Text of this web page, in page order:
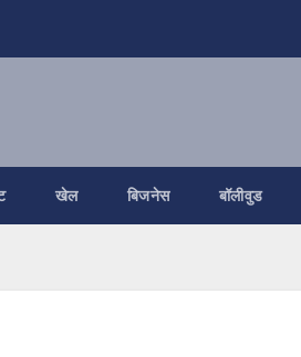
खेल बिजनेस बॉलीवुड